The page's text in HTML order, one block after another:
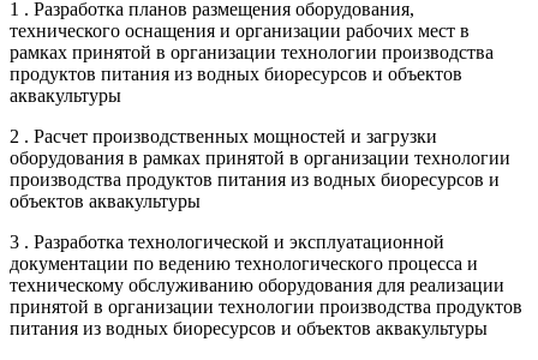
1 . Разработка планов размещения оборудования,
технического оснащения и организации рабочих мест в
рамках принятой в организации технологии производства
продуктов питания из водных биоресурсов и объектов
аквакультуры
2 . Расчет производственных мощностей и загрузки
оборудования в рамках принятой в организации технологии
производства продуктов питания из водных биоресурсов и
объектов аквакультуры
3 . Разработка технологической и эксплуатационной
документации по ведению технологического процесса и
техническому обслуживанию оборудования для реализации
принятой в организации технологии производства продуктов
питания из водных биоресурсов и объектов аквакультуры